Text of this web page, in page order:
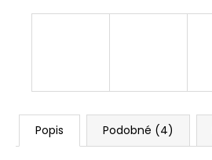
Popis Podobné (4)